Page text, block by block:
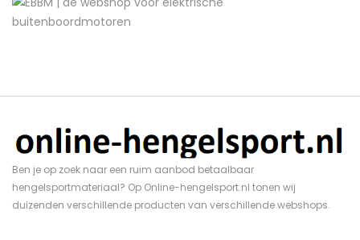
Ben je op zoek naar een ruim aanbod betaalbaar
hengelsportmateriaal? Op Online-hengelsport.nl tonen wij
duizenden verschillende producten van verschillende webshops.